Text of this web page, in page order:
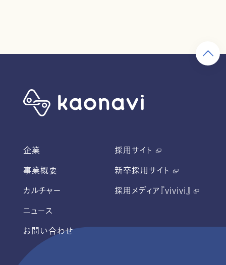
企業
事業概要
カルチャー
ニュース
お問い合わせ
採用サイト
新卒採用サイト
採用メディア『vivivi』